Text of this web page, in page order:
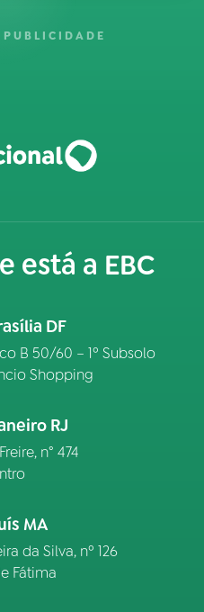
PUBLICIDADE
está a EBC
DF
B 50/60 – 1º Subsolo
Shopping
RJ
n° 474
MA
da Silva, nº 126
Fátima